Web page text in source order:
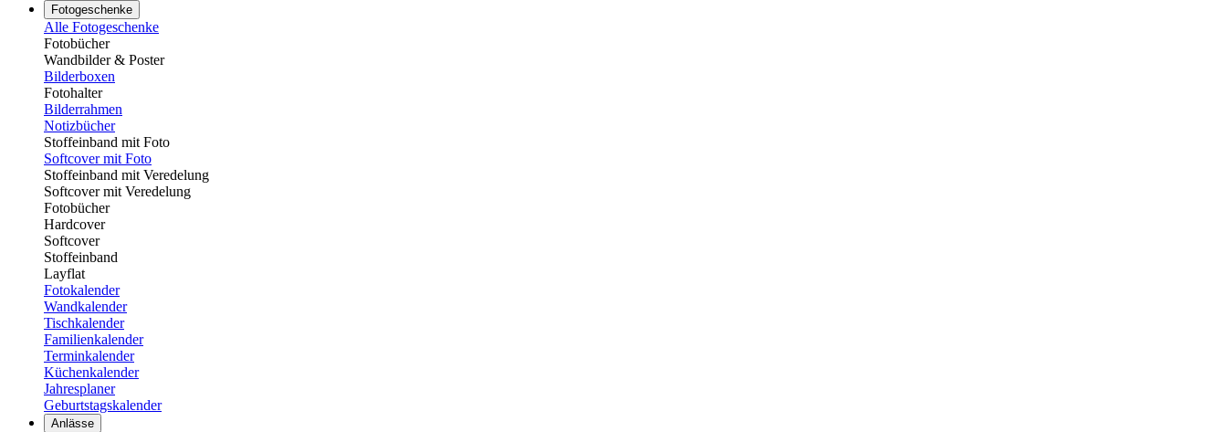
Fotogeschenke
Alle Fotogeschenke
Fotobücher
Wandbilder & Poster
Bilderboxen
Fotohalter
Bilderrahmen
Notizbücher
Stoffeinband mit Foto
Softcover mit Foto
Stoffeinband mit Veredelung
Softcover mit Veredelung
Fotobücher
Hardcover
Softcover
Stoffeinband
Layflat
Fotokalender
Wandkalender
Tischkalender
Familienkalender
Terminkalender
Küchenkalender
Jahresplaner
Geburtstagskalender
Anlässe